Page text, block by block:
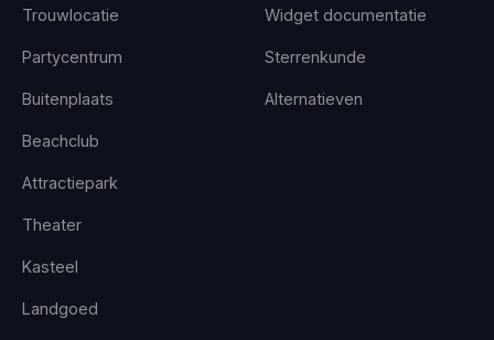
Trouwlocatie
Partycentrum
Buitenplaats
Beachclub
Attractiepark
Theater
Kasteel
Landgoed
Widget documentatie
Sterrenkunde
Alternatieven